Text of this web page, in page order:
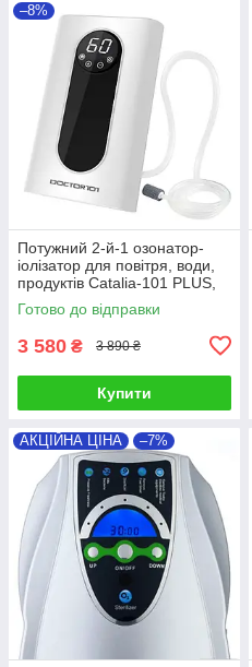
–8%
Потужний 2-й-1 озонатор-
іолізатор для повітря, води,
продуктів Catalia-101 PLUS,
дисплей, таймер
Готово до відправки
3 580 ₴ 3 890 ₴
Купити
АКЦІЙНА ЦІНА –7%